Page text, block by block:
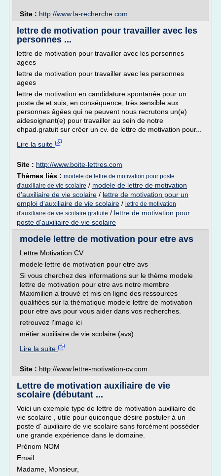
Site : http://www.la-recherche.com
lettre de motivation pour travailler avec les
personnes ...
lettre de motivation pour travailler avec les personnes
agees
lettre de motivation pour travailler avec les personnes
agees
lettre de motivation en candidature spontanée pour un
poste de et suis, en conséquence, très sensible aux
personnes âgées qui ne peuvent nous recrutons un(e)
aidesoignant(e) pour travailler au sein de notre
ehpad.gratuit sur créer un cv. de lettre de motivation pour...
Lire la suite
Site : http://www.boite-lettres.com
Thèmes liés : modele de lettre de motivation pour poste
d'auxiliaire de vie scolaire / modele de lettre de motivation
d'auxiliaire de vie scolaire / lettre de motivation pour un
emploi d'auxiliaire de vie scolaire / lettre de motivation
d'auxiliaire de vie scolaire gratuite / lettre de motivation pour
poste d'auxiliaire de vie scolaire
modele lettre de motivation pour etre avs
Lettre Motivation CV
modele lettre de motivation pour etre avs
Si vous cherchez des informations sur le thème modele
lettre de motivation pour etre avs notre membre
Maximilien a trouvé et mis en ligne des ressources
qualifiées sur la thématique modele lettre de motivation
pour etre avs pour vous aider dans vos recherches.
retrouvez l'image ici
métier auxiliaire de vie scolaire (avs) :...
Lire la suite
Site : http://www.lettre-motivation-cv.com
Lettre de motivation auxiliaire de vie
scolaire (débutant ...
Voici un exemple type de lettre de motivation auxiliaire de
vie scolaire , utile pour quiconque désire postuler à un
poste d' auxiliaire de vie scolaire sans forcément posséder
une grande expérience dans le domaine.
Prénom NOM
Email
Madame, Monsieur,